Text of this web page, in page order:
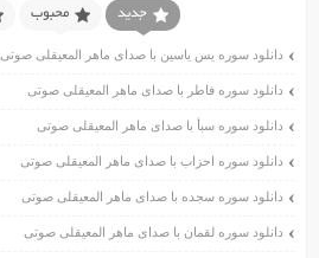
آذر ۱۴۰۰
آبان ۱۴۰۰
اسفند ۱۳۹۹
جدید محبوب
دانلود سوره یس یاسین با صدای ماهر المعیقلی صوتی
دانلود سوره فاطر با صدای ماهر المعیقلی صوتی
دانلود سوره سبأ با صدای ماهر المعیقلی صوتی
دانلود سوره احزاب با صدای ماهر المعیقلی صوتی
دانلود سوره سجده با صدای ماهر المعیقلی صوتی
دانلود سوره لقمان با صدای ماهر المعیقلی صوتی